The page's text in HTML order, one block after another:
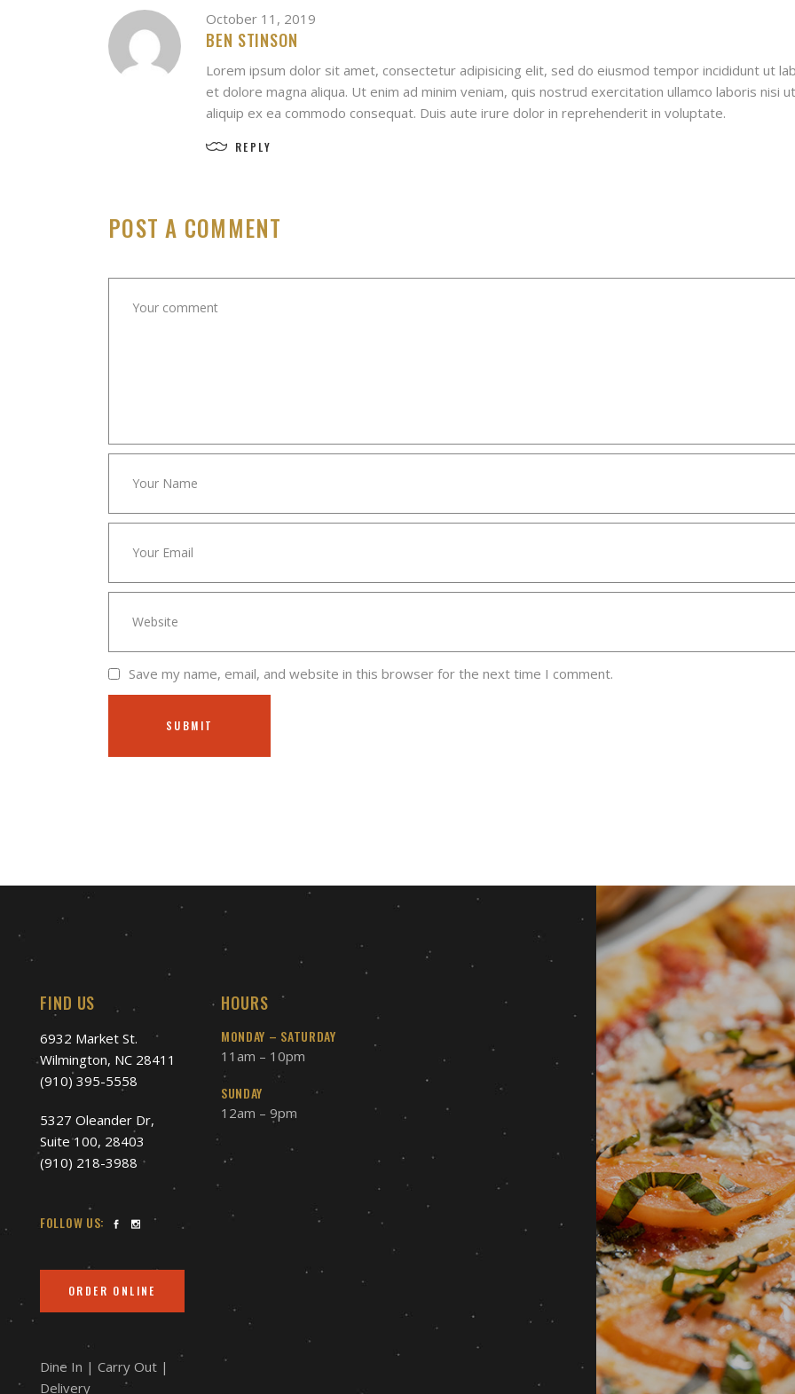
October 11, 2019
BEN STINSON
Lorem ipsum dolor sit amet, consectetur adipisicing elit, sed do eiusmod tempor incididunt ut
et dolore magna aliqua. Ut enim ad minim veniam, quis nostrud exercitation ullamco laboris nisi ut
aliquip ex ea commodo consequat. Duis aute irure dolor in reprehenderit in voluptate.
REPLY
POST A COMMENT
Save my name, email, and website in this browser for the next time I comment.
SUBMIT
FIND US
6932 Market St.
Wilmington, NC 28411
(910) 395-5558
5327 Oleander Dr,
Suite 100, 28403
(910) 218-3988
FOLLOW US:
ORDER ONLINE
Dine In | Carry Out |
Delivery
HOURS
MONDAY – SATURDAY
11am – 10pm
SUNDAY
12am – 9pm